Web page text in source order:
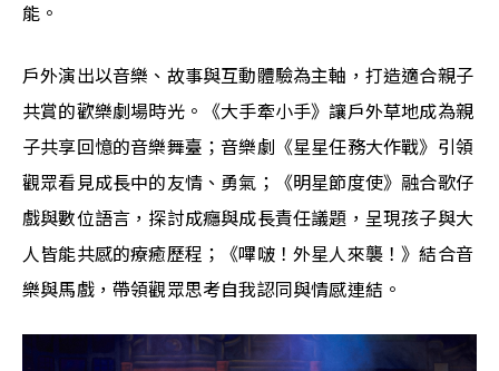
能。
戶外演出以音樂、故事與互動體驗為主軸，打造適合親子
共賞的歡樂劇場時光。《大手牽小手》讓戶外草地成為親
子共享回憶的音樂舞臺；音樂劇《星星任務大作戰》引領
觀眾看見成長中的友情、勇氣；《明星節度使》融合歌仔
戲與數位語言，探討成癮與成長責任議題，呈現孩子與大
人皆能共感的療癒歷程；《嗶啵！外星人來襲！》結合音
樂與馬戲，帶領觀眾思考自我認同與情感連結。